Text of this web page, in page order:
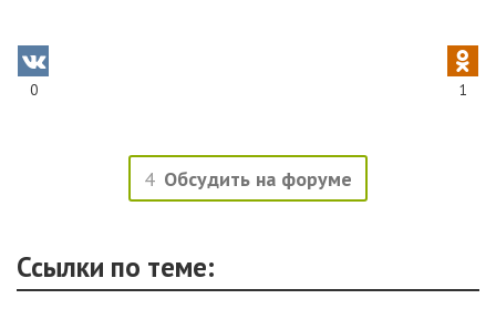
0 1
4 Обсудить на форуме
Ссылки по теме: